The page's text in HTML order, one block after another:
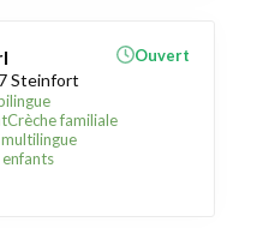
Steinfort
Crèche familiale
Ouvert